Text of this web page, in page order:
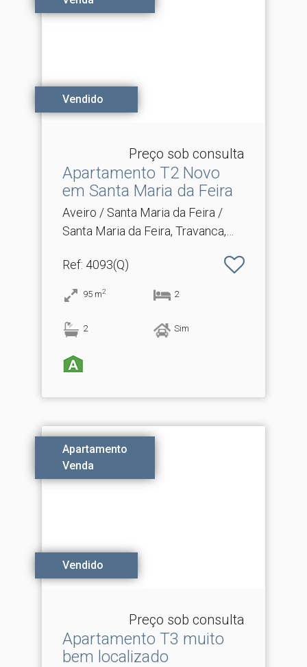
Vendido
Preço sob consulta
Apartamento T2 Novo
em Santa Maria da Feira
Aveiro / Santa Maria da Feira /
Santa Maria da Feira, Travanca,
Ref: 4093(Q)
95 m2 2
2 Sim
Apartamento
Venda
Vendido
Preço sob consulta
Apartamento T3 muito
bem localizado